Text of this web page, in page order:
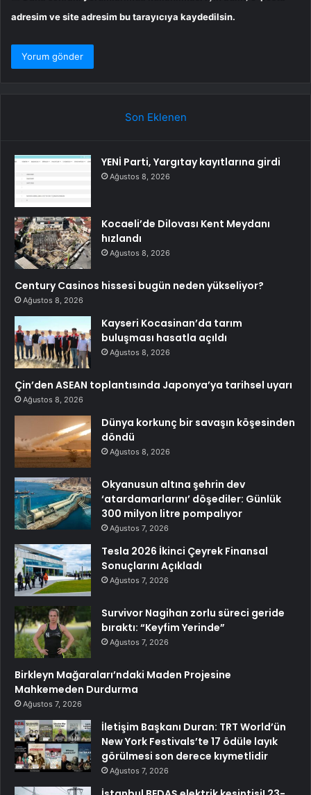
adresim ve site adresim bu tarayıcıya kaydedilsin.
Son Eklenen
YENİ Parti, Yargıtay kayıtlarına girdi
Ağustos 8, 2026
Kocaeli’de Dilovası Kent Meydanı
hızlandı
Ağustos 8, 2026
Century Casinos hissesi bugün neden yükseliyor?
Ağustos 8, 2026
Kayseri Kocasinan’da tarım
buluşması hasatla açıldı
Ağustos 8, 2026
Çin’den ASEAN toplantısında Japonya’ya tarihsel uyarı
Ağustos 8, 2026
Dünya korkunç bir savaşın köşesinden
döndü
Ağustos 8, 2026
Okyanusun altına şehrin dev
‘atardamarlarını’ döşediler: Günlük
300 milyon litre pompalıyor
Ağustos 7, 2026
Tesla 2026 İkinci Çeyrek Finansal
Sonuçlarını Açıkladı
Ağustos 7, 2026
Survivor Nagihan zorlu süreci geride
bıraktı: “Keyfim Yerinde”
Ağustos 7, 2026
Birkleyn Mağaraları’ndaki Maden Projesine
Mahkemeden Durdurma
Ağustos 7, 2026
İletişim Başkanı Duran: TRT World’ün
New York Festivals’te 17 ödüle layık
görülmesi son derece kıymetlidir
Ağustos 7, 2026